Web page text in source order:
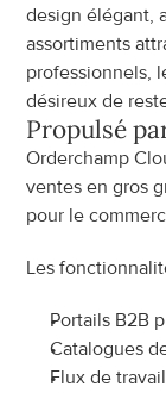
design élégant,
assortiments
professionnels,
désireux de
Propulsé
Orderchamp
ventes en gros
pour le
Les
Portails B2B
Catalogues
Flux de